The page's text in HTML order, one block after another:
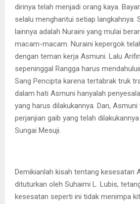
dirinya telah menjadi orang kaya.
selalu menghantui setiap langkahnya.
lainnya adalah Nuraini yang mulai
macam-macam. Nuraini kepergok
dengan teman kerja Asmuni. Lalu
sepeninggal Rangga harus
Sang Pencipta karena tertabrak truk
dalam hati Asmuni hanyalah
yang harus dilakukannya. Dan,
perjanjian gaib yang telah
Sungai Mesuji.
Demikianlah kisah tentang kesesatan
dituturkan oleh Suhaimi L. Lubis,
kesesatan seperti ini tidak menimpa